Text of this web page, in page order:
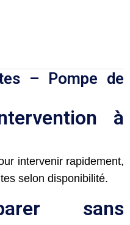
– Pompe de
à
intervenir rapidement,
selon disponibilité.
sans